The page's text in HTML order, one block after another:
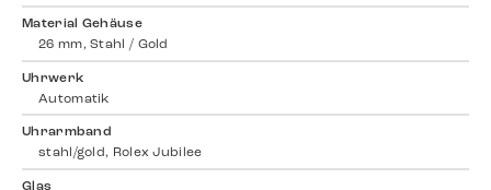
Material Gehäuse
26 mm, Stahl / Gold
Uhrwerk
Automatik
Uhrarmband
stahl/gold, Rolex Jubilee
Glas